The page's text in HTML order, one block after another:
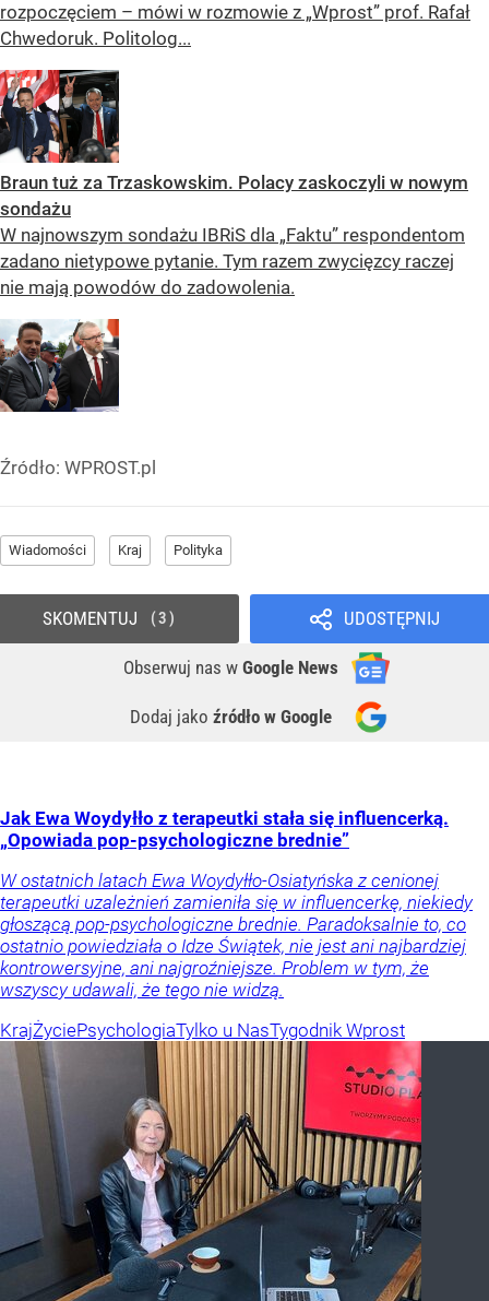
rozpoczęciem – mówi w rozmowie z „Wprost” prof. Rafał
Chwedoruk. Politolog...
Braun tuż za Trzaskowskim. Polacy zaskoczyli w nowym
sondażu
W najnowszym sondażu IBRiS dla „Faktu” respondentom
zadano nietypowe pytanie. Tym razem zwycięzcy raczej
nie mają powodów do zadowolenia.
Źródło: WPROST.pl
Wiadomości Kraj Polityka
UDOSTĘPNIJ
Obserwuj nas w Google News
Dodaj jako źródło w Google
SKOMENTUJ 3
Jak Ewa Woydyłło z terapeutki stała się influencerką.
„Opowiada pop-psychologiczne brednie”
W ostatnich latach Ewa Woydyłło-Osiatyńska z cenionej
terapeutki uzależnień zamieniła się w influencerkę, niekiedy
głoszącą pop-psychologiczne brednie. Paradoksalnie to, co
ostatnio powiedziała o Idze Świątek, nie jest ani najbardziej
kontrowersyjne, ani najgroźniejsze. Problem w tym, że
wszyscy udawali, że tego nie widzą.
KrajŻyciePsychologiaTylko u NasTygodnik Wprost